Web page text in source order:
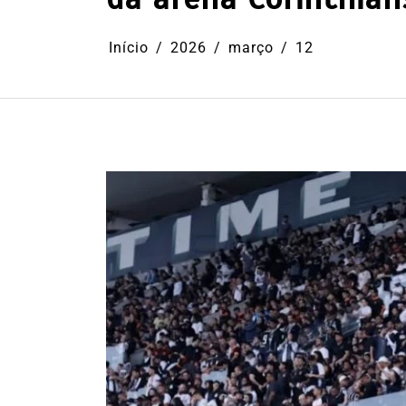
Início 2026 março 12
Em Cultura Ilhabela
Litoral
Turismo